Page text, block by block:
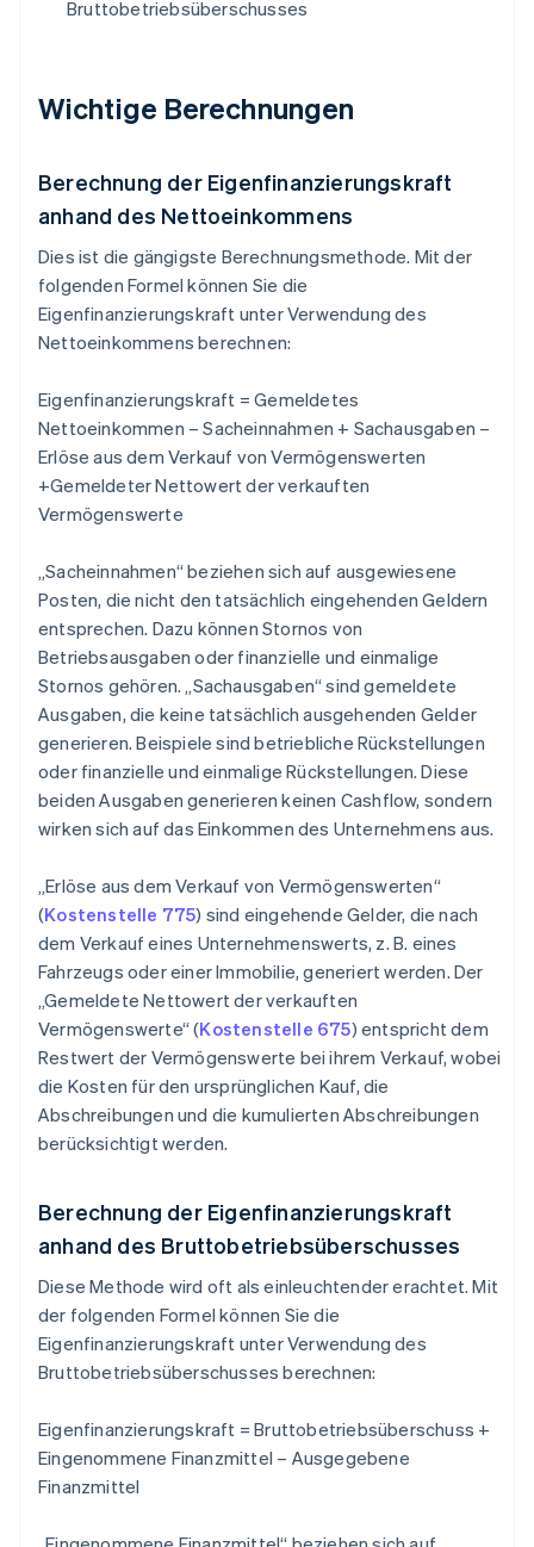
Bruttobetriebsüberschusses
Wichtige Berechnungen
Berechnung der Eigenfinanzierungskraft
anhand des Nettoeinkommens
Dies ist die gängigste Berechnungsmethode. Mit der
folgenden Formel können Sie die
Eigenfinanzierungskraft unter Verwendung des
Nettoeinkommens berechnen:
Eigenfinanzierungskraft = Gemeldetes
Nettoeinkommen – Sacheinnahmen + Sachausgaben –
Erlöse aus dem Verkauf von Vermögenswerten
+Gemeldeter Nettowert der verkauften
Vermögenswerte
„Sacheinnahmen“ beziehen sich auf ausgewiesene
Posten, die nicht den tatsächlich eingehenden Geldern
entsprechen. Dazu können Stornos von
Betriebsausgaben oder finanzielle und einmalige
Stornos gehören. „Sachausgaben“ sind gemeldete
Ausgaben, die keine tatsächlich ausgehenden Gelder
generieren. Beispiele sind betriebliche Rückstellungen
oder finanzielle und einmalige Rückstellungen. Diese
beiden Ausgaben generieren keinen Cashflow, sondern
wirken sich auf das Einkommen des Unternehmens aus.
„Erlöse aus dem Verkauf von Vermögenswerten“
(Kostenstelle 775) sind eingehende Gelder, die nach
dem Verkauf eines Unternehmenswerts, z. B. eines
Fahrzeugs oder einer Immobilie, generiert werden. Der
„Gemeldete Nettowert der verkauften
Vermögenswerte“ (Kostenstelle 675) entspricht dem
Restwert der Vermögenswerte bei ihrem Verkauf, wobei
die Kosten für den ursprünglichen Kauf, die
Abschreibungen und die kumulierten Abschreibungen
berücksichtigt werden.
Berechnung der Eigenfinanzierungskraft
anhand des Bruttobetriebsüberschusses
Diese Methode wird oft als einleuchtender erachtet. Mit
der folgenden Formel können Sie die
Eigenfinanzierungskraft unter Verwendung des
Bruttobetriebsüberschusses berechnen:
Eigenfinanzierungskraft = Bruttobetriebsüberschuss +
Eingenommene Finanzmittel – Ausgegebene
Finanzmittel